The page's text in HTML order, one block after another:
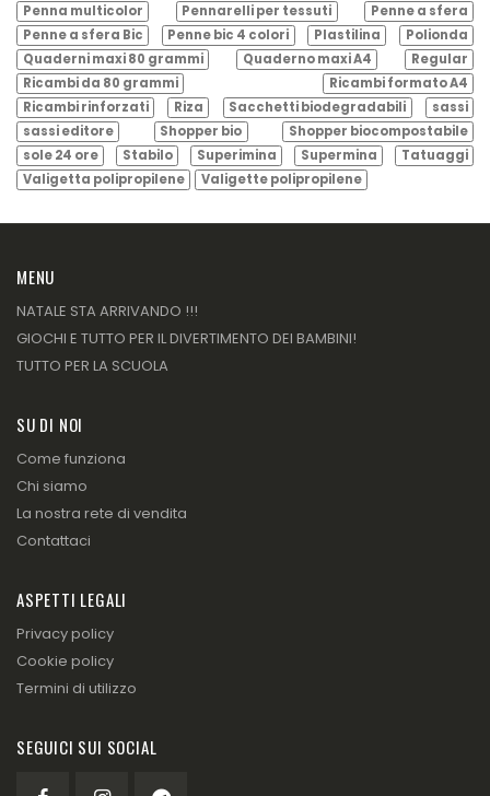
Penna multicolor
Pennarelli per tessuti
Penne a sfera
Penne a sfera Bic
Penne bic 4 colori Plastilina
Polionda
Quaderni maxi 80 grammi
Quaderno maxi A4
Regular
Ricambi da 80 grammi
Ricambi formato A4
Ricambi rinforzati
Riza Sacchetti biodegradabili
sassi
sassi editore
Shopper bio
Shopper biocompostabile
sole 24 ore
Stabilo Superimina Supermina
Tatuaggi
Valigetta polipropilene
Valigette polipropilene
MENU
NATALE STA ARRIVANDO !!!
GIOCHI E TUTTO PER IL DIVERTIMENTO DEI BAMBINI!
TUTTO PER LA SCUOLA
SU DI NOI
Come funziona
Chi siamo
La nostra rete di vendita
Contattaci
ASPETTI LEGALI
Privacy policy
Cookie policy
Termini di utilizzo
SEGUICI SUI SOCIAL